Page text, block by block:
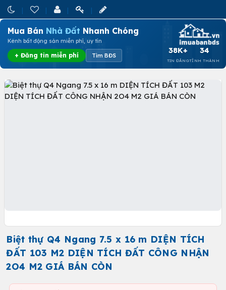
Mua Bán Nhà Đất Nhanh Chóng
Kênh bất động sản miễn phí, uy tín
+ Đăng tin miễn phí Tìm BĐS
38K+
TIN ĐĂNG
34
TỈNH THÀNH
Biệt thự Q4 Ngang 7.5 x 16 m DIỆN TÍCH
ĐẤT 103 M2 DIỆN TÍCH ĐẤT CÔNG NHẬN
2O4 M2 GIÁ BÁN CÒN